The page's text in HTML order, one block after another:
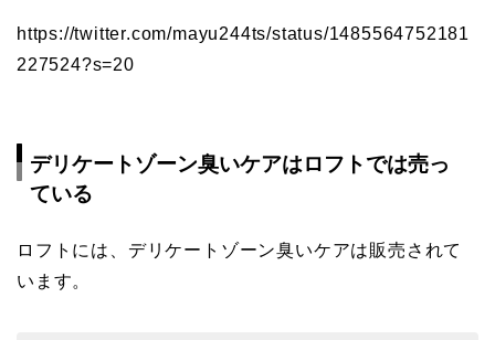
https://twitter.com/mayu244ts/status/1485564752181
227524?s=20
デリケートゾーン臭いケアはロフトでは売っ
ている
ロフトには、デリケートゾーン臭いケアは販売されて
います。